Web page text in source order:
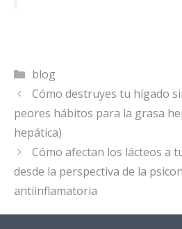
Categorías
blog
Cómo destruyes tu hígado
peores hábitos para la grasa
hepática)
Cómo afectan los lácteos a
desde la perspectiva de la
antiinflamatoria